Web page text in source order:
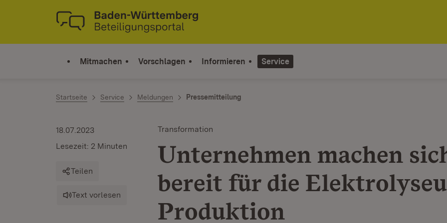
Zum Inhalt springen
Link zur Startseite
Mitmachen Vorschlagen Informieren Service
Startseite Service Meldungen Pressemitteilung
Transformation
Unternehmen machen
bereit für die
Produktion
18.07.2023
Lesezeit: 2 Minuten
Teilen
Text vorlesen